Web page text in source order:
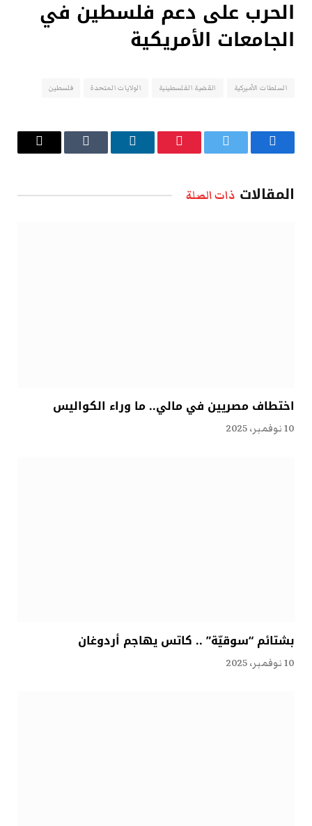
الحرب على دعم فلسطين في
الجامعات الأمريكية
السلطات الأميركية القضية الفلسطينية الولايات المتحدة فلسطين
فيسبوك تويتر بينتيريستلينكدإن Tumblr
البريد
المقالات ذات الصلة
اختطاف مصريين في مالي.. ما وراء الكواليس
10 نوفمبر، 2025
بشتائم “سوقيّة” .. كاتس يهاجم أردوغان
10 نوفمبر، 2025